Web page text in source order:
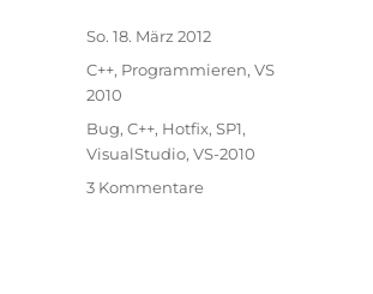
Veröffentlicht
So. 18. März 2012
Kategorien
C++, Programmieren, VS
2010
Schlagwörter
Bug, C++, Hotfix, SP1,
VisualStudio, VS-2010
3 Kommentarezu